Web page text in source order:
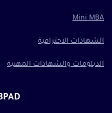
Mini MBA
الشهادات الاحترافية
الدبلومات والشهادات المهنية